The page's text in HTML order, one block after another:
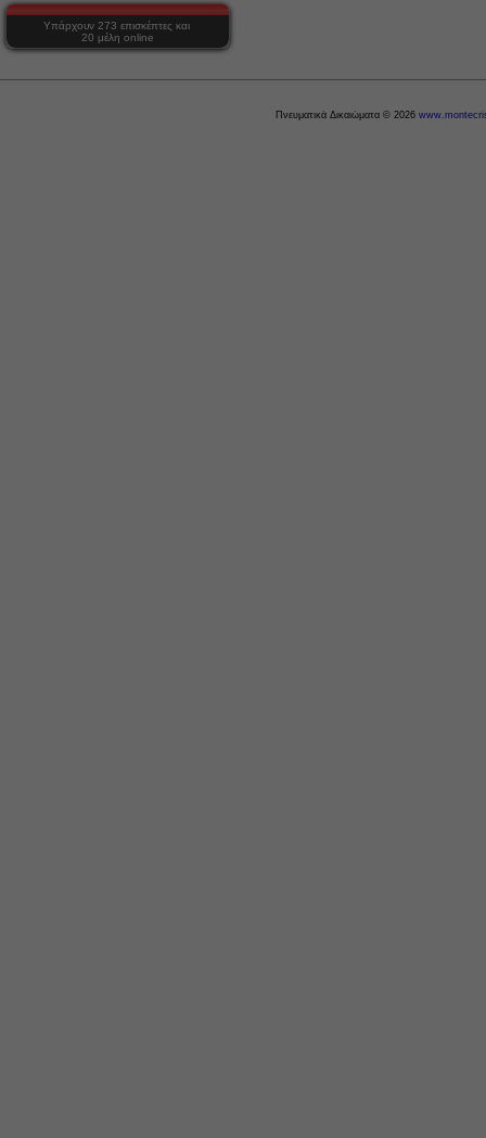
Υπάρχουν 273 επισκέπτες και
20 μέλη online
Πνευματικά Δικαιώματα © 2026